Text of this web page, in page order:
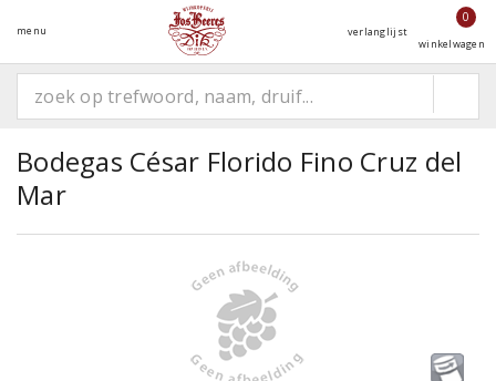
menu verlanglijst
0
winkelwagen
Bodegas César Florido Fino Cruz del
Mar